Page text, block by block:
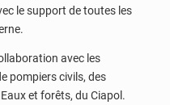
le support de toutes les
avec les
pompiers civils, des
et forêts, du Ciapol.